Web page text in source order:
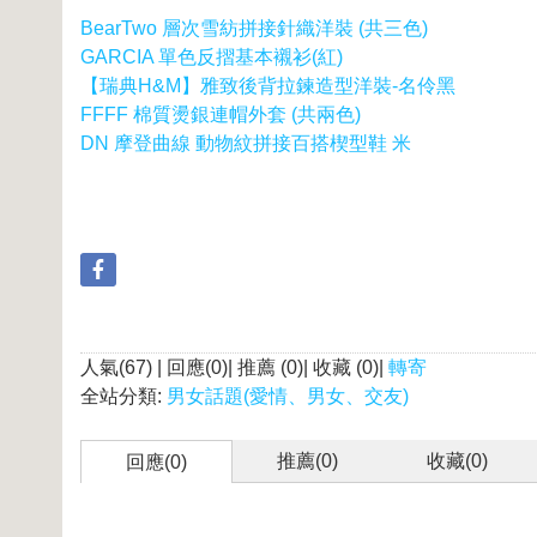
BearTwo 層次雪紡拼接針織洋裝 (共三色)
GARCIA 單色反摺基本襯衫(紅)
【瑞典H&M】雅致後背拉鍊造型洋裝-名伶黑
FFFF 棉質燙銀連帽外套 (共兩色)
DN 摩登曲線 動物紋拼接百搭楔型鞋 米
人氣(67) | 回應(0)| 推薦 (0)| 收藏 (0)| 轉寄
全站分類: 男女話題(愛情、男女、交友)
回應(0) 推薦(0) 收藏(0)